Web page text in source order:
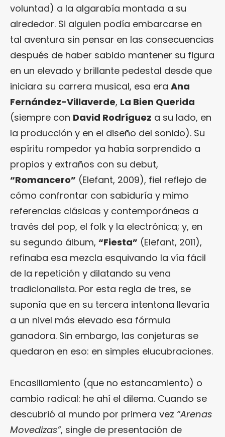
voluntad) a la algarabía montada a su
alrededor. Si alguien podía embarcarse en
tal aventura sin pensar en las consecuencias
después de haber sabido mantener su figura
en un elevado y brillante pedestal desde que
iniciara su carrera musical, esa era Ana
Fernández-Villaverde, La Bien Querida
(siempre con David Rodríguez a su lado, en
la producción y en el diseño del sonido). Su
espíritu rompedor ya había sorprendido a
propios y extraños con su debut,
“Romancero” (Elefant, 2009), fiel reflejo de
cómo confrontar con sabiduría y mimo
referencias clásicas y contemporáneas a
través del pop, el folk y la electrónica; y, en
su segundo álbum, “Fiesta” (Elefant, 2011),
refinaba esa mezcla esquivando la vía fácil
de la repetición y dilatando su vena
tradicionalista. Por esta regla de tres, se
suponía que en su tercera intentona llevaría
a un nivel más elevado esa fórmula
ganadora. Sin embargo, las conjeturas se
quedaron en eso: en simples elucubraciones.
Encasillamiento (que no estancamiento) o
cambio radical: he ahí el dilema. Cuando se
descubrió al mundo por primera vez “Arenas
Movedizas”, single de presentación de